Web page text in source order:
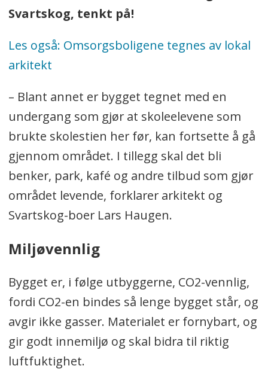
Svartskog, tenkt på!
Les også: Omsorgsboligene tegnes av lokal
arkitekt
– Blant annet er bygget tegnet med en
undergang som gjør at skoleelevene som
brukte skolestien her før, kan fortsette å gå
gjennom området. I tillegg skal det bli
benker, park, kafé og andre tilbud som gjør
området levende, forklarer arkitekt og
Svartskog-boer Lars Haugen.
Miljøvennlig
Bygget er, i følge utbyggerne, CO2-vennlig,
fordi CO2-en bindes så lenge bygget står, og
avgir ikke gasser. Materialet er fornybart, og
gir godt innemiljø og skal bidra til riktig
luftfuktighet.